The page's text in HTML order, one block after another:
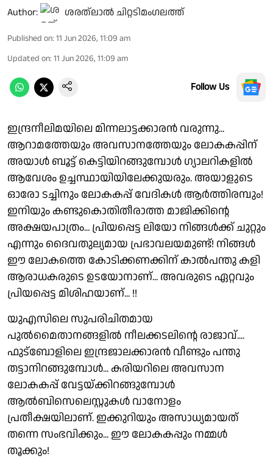
Author: ശരത്‌ലാൽ ചിറ്റടിമംഗലത്ത്
Published on: 11 Jun 2026, 11:09 am
Updated on: 11 Jun 2026, 11:09 am
Follow Us
ഇന്ദ്രനീലിമയിലെ മിന്നലാട്ടക്കാരൻ വരുന്നു...
ആറാമത്തേയും അവസാനത്തേയും ലോകകപ്പിന്
അയാൾ ബൂട്ട് കെട്ടിയിറങ്ങുമ്പോൾ ഗ്യാലറികളിൽ
ആവേശം ഉച്ചസ്ഥായിയിലേക്കുയരും. അയാളുടെ
ഓരോ ടച്ചിനും ലോകകപ്പ് വേദികൾ ആർത്തിരമ്പും!
ഇനിയും കണ്ടുകൊതിതീരാത്ത മാജിക്കിൻ്റെ
അക്ഷയപാത്രം... പ്രിയപ്പെട്ട ലിയോ നിങ്ങൾക്ക് ചുറ്റും
എന്നും ദൈവതുല്യമായ പ്രഭാവലയമുണ്ട്! നിങ്ങൾ
ഈ ലോകത്തെ കോടിക്കണക്കിന് കാൽപന്തു കളി
ആരാധകരുടെ ഉടയോനാണ്... അവരുടെ ഏറ്റവും
പ്രിയപ്പെട്ട മിശിഹയാണ്... !!
യുഎസിലെ സുപരിചിതമായ
പുൽമൈതാനങ്ങളിൽ നീലക്കടലിൻ്റെ രാജാവ്....
ഫുട്ബോളിലെ ഇന്ദ്രജാലക്കാരൻ വീണ്ടും പന്തു
തട്ടാനിറങ്ങുമ്പോൾ... കരിയറിലെ അവസാന
ലോകകപ്പ് വേട്ടയ്ക്കിറങ്ങുമ്പോൾ
ആൽബിസെലെസ്റ്റുകൾ വാനോളം
പ്രതീക്ഷയിലാണ്. ഇക്കുറിയും അസാധ്യമായത്
തന്നെ സംഭവിക്കും... ഈ ലോകകപ്പും നമ്മൾ
തൂക്കും!